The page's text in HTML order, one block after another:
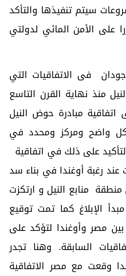
سيتم تنفيذها والتأكد
على الأمن المائي لدولتي
فى الاتفاقيات التي
منذ نهاية القرن التاسع
وحتى اتفاقية مبادرة حوض النيل
واضح ومركز ومحدد في
وتم التأكيد على ذلك في اتفاقية
عند رغبة أوغندا في بناء سد
منابع النيل و ارتكزت
الإبلاغ كما تمت توقيع
عام 1991م بين مصر وأوغندا لتؤكد على
السابقة. وهنا تجدر
وقعت مع مصر الاتفاقية